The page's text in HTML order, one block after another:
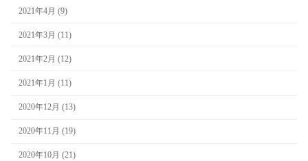
2021年4月 (9)
2021年3月 (11)
2021年2月 (12)
2021年1月 (11)
2020年12月 (13)
2020年11月 (19)
2020年10月 (21)